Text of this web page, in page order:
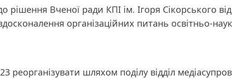
рішення Вченої ради КПІ ім. Ігоря Сікорського
організаційних питань освітньо-
реорганізувати шляхом поділу відділ